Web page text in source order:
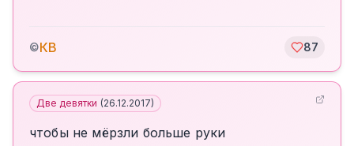
©КВ 87
Две девятки (26.12.2017)
чтобы не мёрзли больше руки